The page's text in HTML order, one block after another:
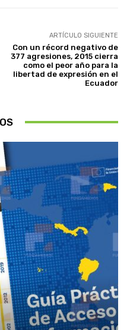
ARTÍCULO SIGUIENTE
Con un récord negativo de
377 agresiones, 2015 cierra
como el peor año para la
libertad de expresión en el
Ecuador